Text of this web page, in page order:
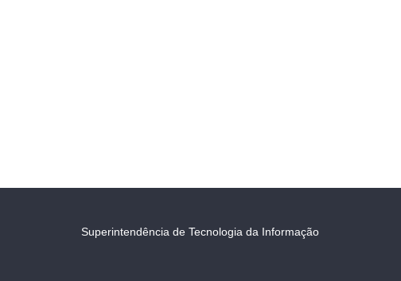
Superintendência de Tecnologia da Informação